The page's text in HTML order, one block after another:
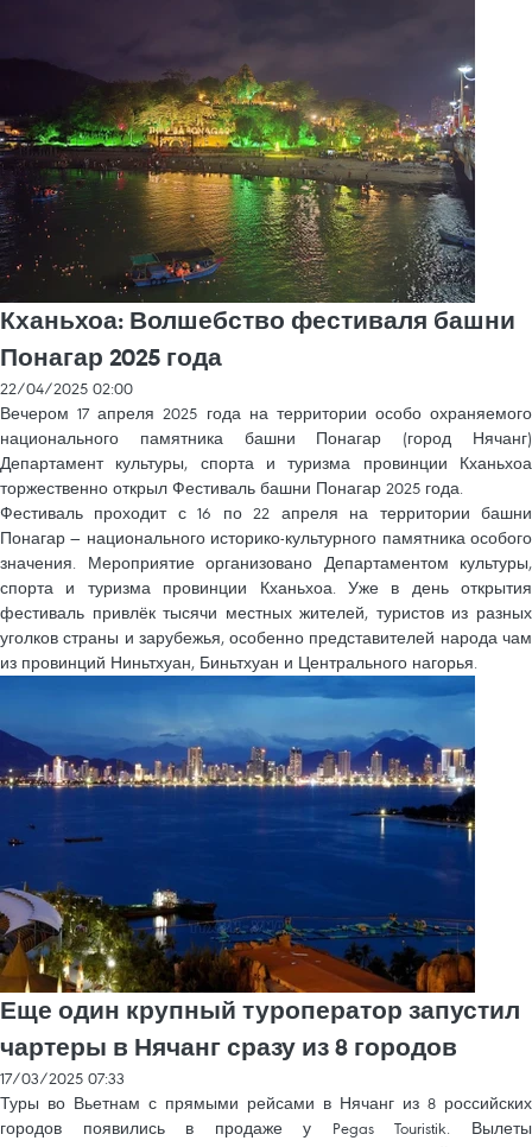
Кханьхоа: Волшебство фестиваля башни
Понагар 2025 года
22/04/2025 02:00
Вечером 17 апреля 2025 года на территории особо охраняемого
национального памятника башни Понагар (город Нячанг)
Департамент культуры, спорта и туризма провинции Кханьхоа
торжественно открыл Фестиваль башни Понагар 2025 года.
Фестиваль проходит с 16 по 22 апреля на территории башни
Понагар — национального историко-культурного памятника особого
значения. Мероприятие организовано Департаментом культуры,
спорта и туризма провинции Кханьхоа. Уже в день открытия
фестиваль привлёк тысячи местных жителей, туристов из разных
уголков страны и зарубежья, особенно представителей народа чам
из провинций Ниньтхуан, Биньтхуан и Центрального нагорья.
Еще один крупный туроператор запустил
чартеры в Нячанг сразу из 8 городов
17/03/2025 07:33
Туры во Вьетнам с прямыми рейсами в Нячанг из 8 российских
городов появились в продаже у Pegas Touristik. Вылеты